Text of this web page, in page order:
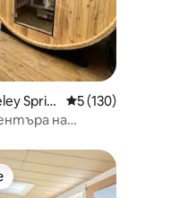
Sprin
Средна оценка: 5
5 (130)
на
на гостите